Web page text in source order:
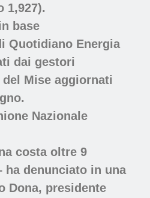
1,927).
base
Quotidiano Energia
dai gestori
del Mise aggiornati
Nazionale
costa oltre 9
ha denunciato in una
Dona, presidente